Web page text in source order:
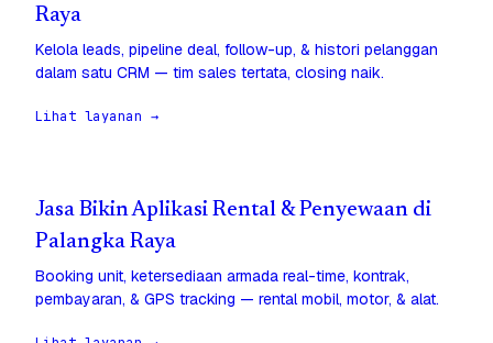
Raya
Kelola leads, pipeline deal, follow-up, & histori pelanggan
dalam satu CRM — tim sales tertata, closing naik.
Lihat layanan →
Jasa Bikin Aplikasi Rental & Penyewaan di
Palangka Raya
Booking unit, ketersediaan armada real-time, kontrak,
pembayaran, & GPS tracking — rental mobil, motor, & alat.